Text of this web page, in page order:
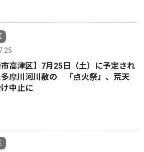
市高津区】7月25日（土）に予定され
多摩川河川敷の 「点火祭」、荒天
中止に